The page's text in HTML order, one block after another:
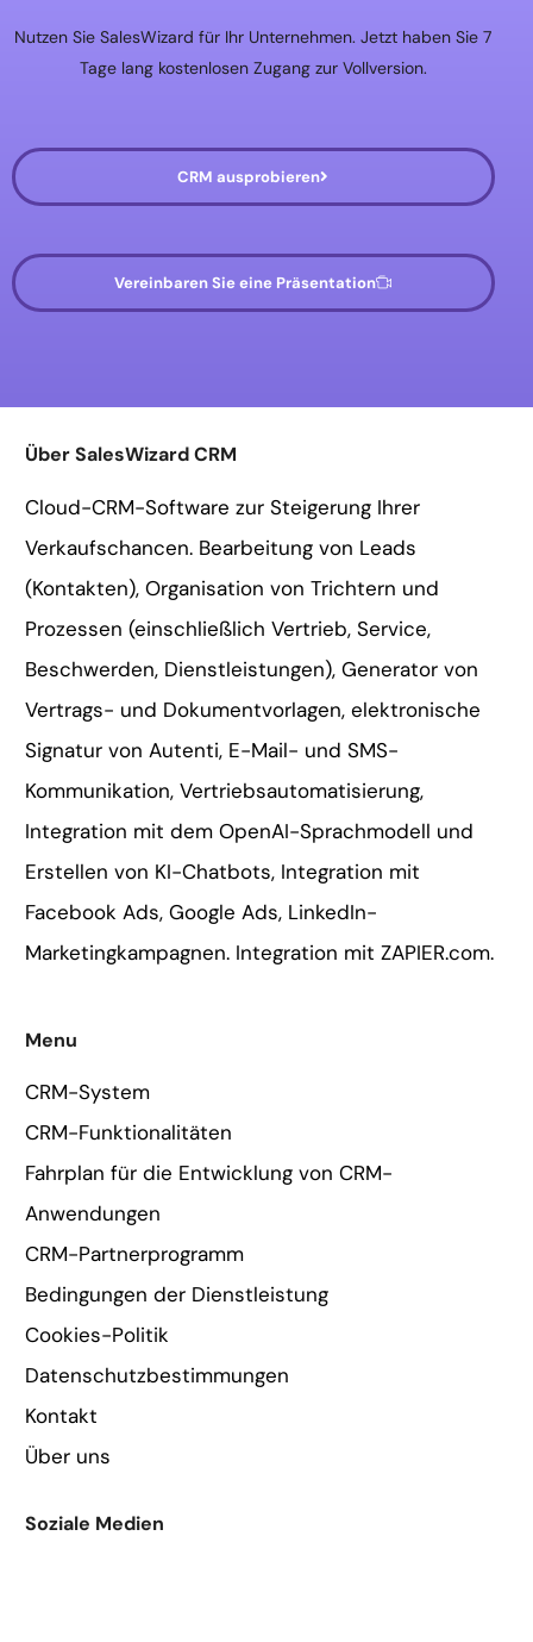
Nutzen Sie SalesWizard für Ihr Unternehmen. Jetzt haben Sie 7
Tage lang kostenlosen Zugang zur Vollversion.
CRM ausprobieren
Vereinbaren Sie eine Präsentation
Über SalesWizard CRM
Cloud-CRM-Software zur Steigerung Ihrer
Verkaufschancen. Bearbeitung von Leads
(Kontakten), Organisation von Trichtern und
Prozessen (einschließlich Vertrieb, Service,
Beschwerden, Dienstleistungen), Generator von
Vertrags- und Dokumentvorlagen, elektronische
Signatur von Autenti, E-Mail- und SMS-
Kommunikation, Vertriebsautomatisierung,
Integration mit dem OpenAI-Sprachmodell und
Erstellen von KI-Chatbots, Integration mit
Facebook Ads, Google Ads, LinkedIn-
Marketingkampagnen. Integration mit ZAPIER.com.
Menu
CRM-System
CRM-Funktionalitäten
Fahrplan für die Entwicklung von CRM-
Anwendungen
CRM-Partnerprogramm
Bedingungen der Dienstleistung
Cookies-Politik
Datenschutzbestimmungen
Kontakt
Über uns
Soziale Medien